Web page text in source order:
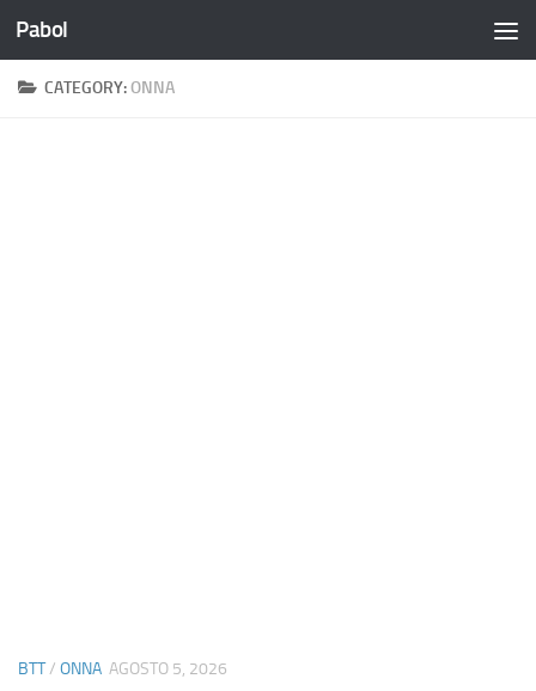
Skip to content
Pabol
CATEGORY:ONNA
BTT/ ONNA AGOSTO 5, 2026